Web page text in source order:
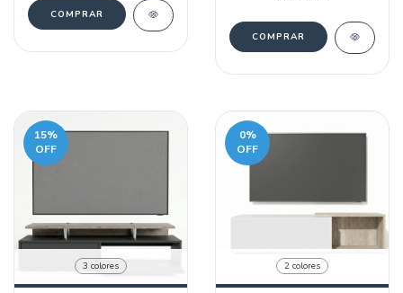
15%
OFF
3 colores
0%
OFF
2 colores